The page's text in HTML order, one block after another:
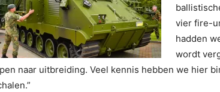
vier fire-
hadden
wordt
naar uitbreiding. Veel kennis hebben we hier